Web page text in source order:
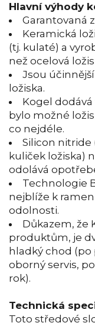
Hlavní výhody
Garantovaná
Keramická
(tj. kulaté) a
než ocelová
Jsou
ložiska.
Kogel
bylo možné
co nejdéle.
Silicon nitride
kuliček ložiska)
odolává
Technologie
nejblíže k
odolnosti.
Důkazem, že
produktům, je
hladký chod
oborný servis,
rok).
Technická
Toto středové